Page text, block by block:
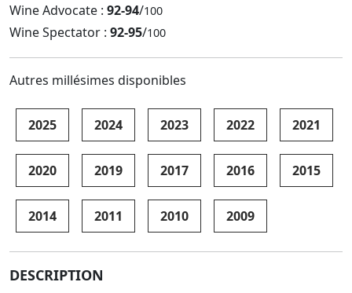
Wine Advocate : 92-94/100
Wine Spectator : 92-95/100
Autres millésimes disponibles
2025 2024 2023 2022 2021
2020 2019 2017 2016 2015
2014 2011 2010 2009
DESCRIPTION